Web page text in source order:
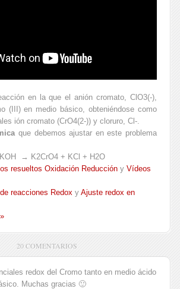
en la que el anión cromato, ClO3(-),
(III) en medio básico, obteniéndose como
ión cromato (CrO4(2-)) y cloruro, Cl-.
que debemos ajustar en este problema
→ K2CrO4 + KCl + H2O
resueltos Oxidación Reducción y Vídeos
reacciones Redox y Ajuste redox en
20 COMENTARIOS
redox del Cromo tanto en medio ácido
Muchas gracias 🙂